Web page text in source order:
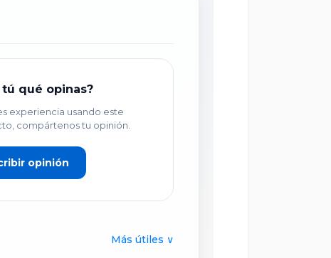
qué opinas?
experiencia usando este
compártenos tu opinión.
opinión
Más útiles ∨